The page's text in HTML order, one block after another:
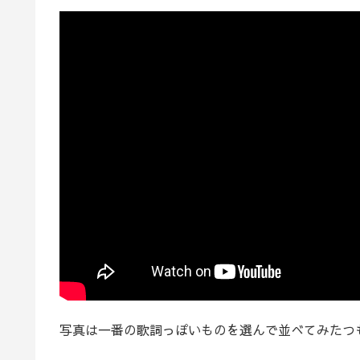
写真は一番の歌詞っぽいものを選んで並べてみたつ